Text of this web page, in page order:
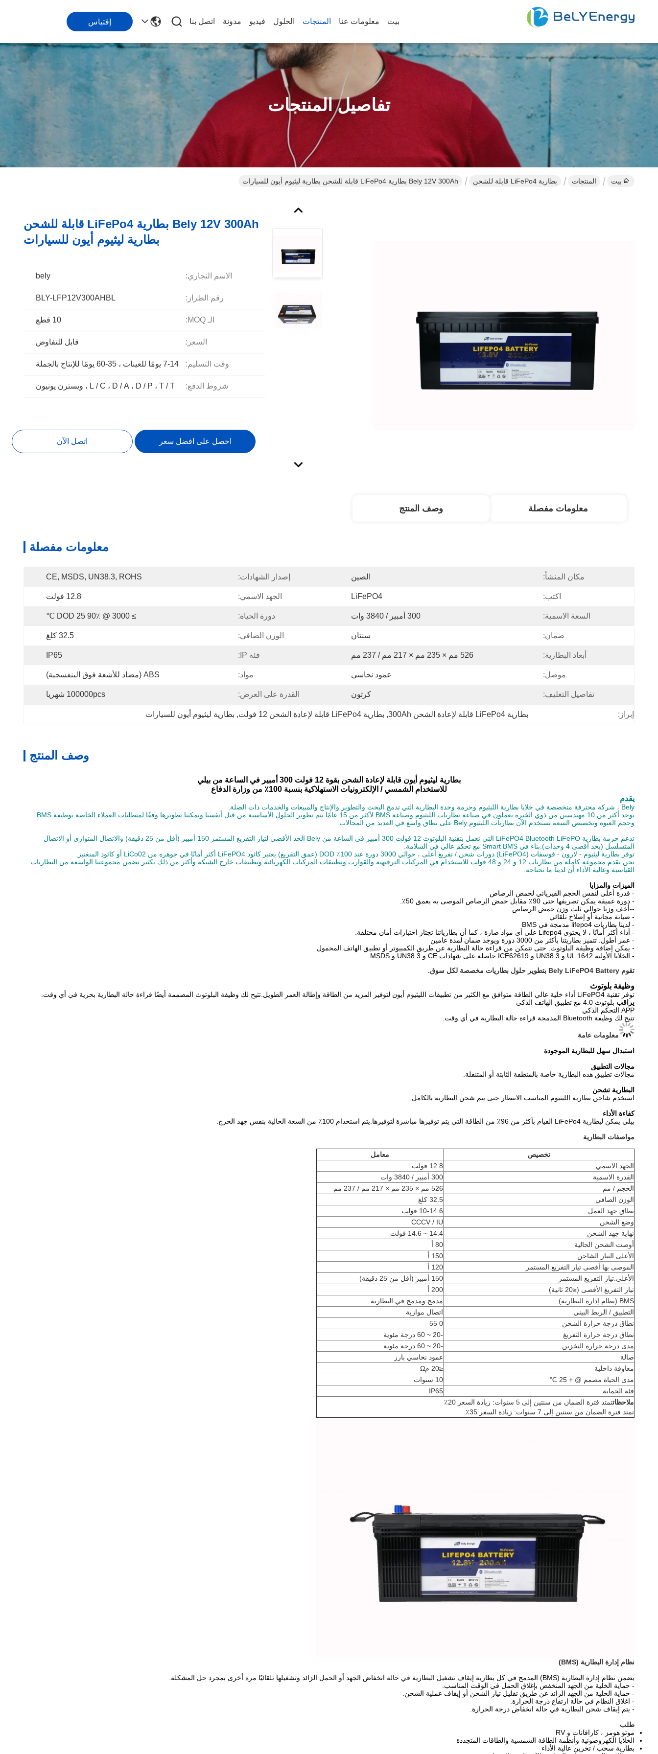
بيت معلومات عنا المنتجات الحلول فيديو مدونة اتصل بنا إقتباس
تفاصيل المنتجات
بيت المنتجات بطارية LiFePo4 قابلة للشحن Bely 12V 300Ah بطارية LiFePo4 قابلة للشحن بطارية ليثيوم أيون للسيارات
Bely 12V 300Ah بطارية LiFePo4 قابلة للشحن
بطارية ليثيوم أيون للسيارات
الاسم التجاري: bely
رقم الطراز: BLY-LFP12V300AHBL
الـ MOQ: 10 قطع
السعر: قابل للتفاوض
وقت التسليم: 7-14 يومًا للعينات ، 35-60 يومًا للإنتاج بالجملة
شروط الدفع: L / C ، D / A ، D / P ، T / T ، ويسترن يونيون
احصل على افضل سعر اتصل الآن
معلومات مفصلة وصف المنتج
معلومات مفصلة
مكان المنشأ: الصين إصدار الشهادات: CE, MSDS, UN38.3, ROHS
اكتب: LiFePO4 الجهد الاسمي: 12.8 فولت
السعة الاسمية: 300 أمبير / 3840 وات دورة الحياة: ≥ 3000 @ 90٪ DOD 25 ℃
ضمان: سنتان الوزن الصافي: 32.5 كلغ
أبعاد البطارية: 526 مم × 235 مم × 217 مم / 237 مم فئة IP: IP65
موصل: عمود نحاسي مواد: ABS (مضاد للأشعة فوق البنفسجية)
تفاصيل التغليف: كرتون القدرة على العرض: 100000pcs شهريا
إبراز: بطارية LiFePo4 قابلة لإعادة الشحن 300Ah , بطارية LiFePo4 قابلة لإعادة الشحن 12 فولت , بطارية ليثيوم أيون للسيارات
وصف المنتج
بطارية ليثيوم أيون قابلة لإعادة الشحن بقوة 12 فولت 300 أمبير في الساعة من بيلي
للاستخدام الشمسي / الإلكترونيات الاستهلاكية بنسبة 100٪ من وزارة الدفاع
يقدم
Bely ، شركة محترفة متخصصة في خلايا بطارية الليثيوم وحزمة وحدة البطارية التي تدمج البحث والتطوير والإنتاج والمبيعات والخدمات ذات الصلة.
يوجد أكثر من 10 مهندسين من ذوي الخبرة يعملون في صناعة بطاريات الليثيوم وصناعة BMS لأكثر من 15 عامًا.يتم تطوير الحلول الأساسية من قبل أنفسنا ويمكننا تطويرها وفقًا لمتطلبات العملاء الخاصة بوظيفة BMS
وحجم العبوة وتخصيص السعة.تستخدم الآن بطاريات الليثيوم Bely على نطاق واسع في العديد من المجالات.
تدعم حزمة بطارية LiFePO4 Bluetooth LiFePO التي تعمل بتقنية البلوتوث 12 فولت 300 أمبير في الساعة من Bely الحد الأقصى لتيار التفريغ المستمر 150 أمبير (أقل من 25 دقيقة) والاتصال المتوازي أو الاتصال
المتسلسل (بحد أقصى 4 وحدات).بناء في Smart BMS مع تحكم عالي في السلامة.
توفر بطارية ليثيوم - لارون - فوسفات (LiFePO4) دورات شحن / تفريغ أعلى ، حوالي 3000 دورة عند 100٪ DOD (عمق التفريغ).يعتبر كاثود LiFePO4 أكثر أمانًا في جوهره من LiCo02 أو كاثود المنغنيز.
نحن نقدم مجموعة كاملة من بطاريات 12 و 24 و 48 فولت للاستخدام في المركبات الترفيهية والقوارب وتطبيقات المركبات الكهربائية وتطبيقات خارج الشبكة وأكثر من ذلك بكثير.تضمن مجموعتنا الواسعة من البطاريات
القياسية وعالية الأداء أن لدينا ما تحتاجه.
الميزات والمزايا
- قدرة أعلى لنفس الحجم الفيزيائي لحمض الرصاص
- دورة عميقة يمكن تصريفها حتى 90٪ مقابل حمض الرصاص الموصى به بعمق 50٪.
--أخف وزنا.حوالي ثلث وزن حمض الرصاص.
- صيانة مجانية أو إصلاح تلقائي
- لدينا بطاريات lifepo4 مدمجة في BMS
- أداء أكثر أمانًا ، لا يحتوي Lifepo4 على أي مواد ضارة ، كما أن بطارياتنا تجتاز اختبارات أمان مختلفة.
- عمر أطول. تتميز بطاريتنا بأكثر من 3000 دورة ويوجد ضمان لمدة عامين
- يمكن إضافة وظيفة البلوتوث. حتى تتمكن من قراءة حالة البطارية عن طريق الكمبيوتر أو تطبيق الهاتف المحمول
- الخلايا الأولية UL 1642 و UN38.3 و ICE62619 حاصلة على شهادات CE و UN38.3 و MSDS.
تقوم Bely LiFePO4 Battery بتطوير حلول بطاريات مخصصة لكل سوق.
وظيفة بلوتوث
توفر تقنية LiFePO4 أداء خلية عالي الطاقة متوافق مع الكثير من تطبيقات الليثيوم أيون لتوفير المزيد من الطاقة وإطالة العمر الطويل.تتيح لك وظيفة البلوتوث المصممة أيضًا قراءة حالة البطارية بحرية في أي وقت.
يراقب بلوتوث 4.0 مع تطبيق الهاتف الذكي
APP التحكم الذكي
تتيح لك وظيفة Bluetooth المدمجة قراءة حالة البطارية في أي وقت.
معلومات عامة
استبدال سهل للبطارية الموجودة
مجالات التطبيق
مجالات تطبيق هذه البطارية خاصة بالمنطقة الثابتة أو المتنقلة.
البطارية تشحن
استخدم شاحن بطارية الليثيوم المناسب.الانتظار حتى يتم شحن البطارية بالكامل.
كفاءة الأداء
بيلي يمكن لبطارية LiFePo4 القيام بأكثر من 96٪ من الطاقة التي يتم توفيرها مباشرة لتوفيرها.يتم استخدام 100٪ من السعة الحالية بنفس جهد الخرج.
مواصفات البطارية
تخصيص
معامل
الجهد الاسمي
12.8 فولت
القدرة الاسمية
300 أمبير / 3840 وات
الحجم / مم
526 مم × 235 مم × 217 مم / 237 مم
الوزن الصافي
32.5 كلغ
نطاق جهد العمل
10-14.6 فولت
وضع الشحن
CCCV / IU
نهاية جهد الشحن
14.4 ~ 14.6 فولت
أوصت الشحن الحالية
80 أ
الأعلى.التيار الشاحن
150 أ
الموصى بها أقصى تيار التفريغ المستمر
120 أ
الأعلى.تيار التفريغ المستمر
150 أمبير (أقل من 25 دقيقة)
تيار التفريغ الأقصى (≤20 ثانية)
200 أ
BMS (نظام إدارة البطارية)
مدمج ومدمج في البطارية
التطبيق / الربط البيني
اتصال موازية
نطاق درجة حرارة الشحن
0 55
نطاق درجة حرارة التفريغ
-20 ~ 60 درجة مئوية
مدى درجة حرارة التخزين
-20 ~ 60 درجة مئوية
صالة
عمود نحاسي بارز
معاوقة داخلية
≤20 مΩ
مدى الحياة مصمم @ + 25 ℃
10 سنوات
فئة الحماية
IP65
ملاحظاتتمتد فترة الضمان من سنتين إلى 5 سنوات: زيادة السعر 20٪
تمتد فترة الضمان من سنتين إلى 7 سنوات: زيادة السعر 35٪
نظام إدارة البطارية (BMS)
يضمن نظام إدارة البطارية (BMS) المدمج في كل بطارية إيقاف تشغيل البطارية في حالة انخفاض الجهد أو الحمل الزائد وتشغيلها تلقائيًا مرة أخرى بمجرد حل المشكلة.
- حماية الخلية من الجهد المنخفض بإغلاق الحمل في الوقت المناسب.
- حماية الخلية من الجهد الزائد عن طريق تقليل تيار الشحن أو إيقاف عملية الشحن.
- اغلاق النظام في حالة ارتفاع درجة الحرارة.
- يتم إيقاف شحن البطارية في حالة انخفاض درجة الحرارة.
طلب
موتو هومز ، كارافانات و RV
الخلايا الكهروضوئية وأنظمة الطاقة الشمسية والطاقات المتجددة
بطارية سحب / تخزين عالية الأداء